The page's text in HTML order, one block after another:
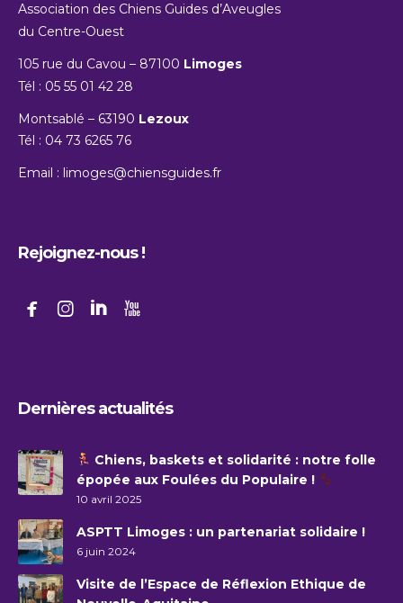
Association des Chiens Guides d’Aveugles
du Centre-Ouest
105 rue du Cavou – 87100 Limoges
Tél : 05 55 01 42 28
Montsablé – 63190 Lezoux
Tél : 04 73 6265 76
Email : limoges@chiensguides.fr
Rejoignez-nous !
   
Dernières actualités
Chiens, baskets et solidarité : notre folle
épopée aux Foulées du Populaire !
10 avril 2025
ASPTT Limoges : un partenariat solidaire !
6 juin 2024
Visite de l’Espace de Réflexion Ethique de